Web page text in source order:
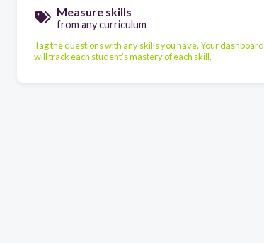
Measure skills
from any curriculum
Tag the questions with any skills you have. Your dashboard
will track each student's mastery of each skill.